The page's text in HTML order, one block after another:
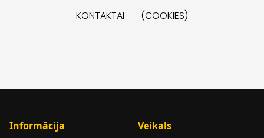
KONTAKTAI (COOKIES)
Informācija Veikals